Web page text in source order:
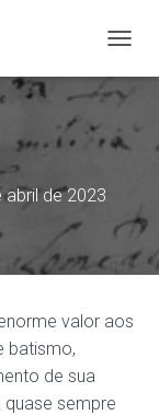
L
T
R
N
A
abril de 2023
valor aos
batismo,
de sua
sempre